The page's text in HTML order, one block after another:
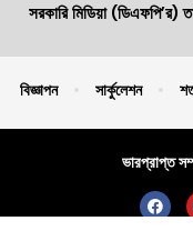
সরকারি মিডিয়া (ডিএফপি’র)
বিজ্ঞাপন সার্কুলেশন
ভারপ্রাপ্ত